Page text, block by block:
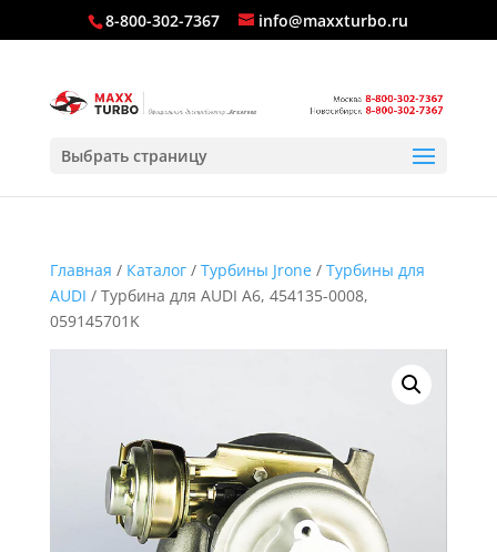
8-800-302-7367 info@maxxturbo.ru
Выбрать страницу
Главная / Каталог/ Турбины Jrone/ Турбины для
AUDI / Турбина для AUDI A6, 454135-0008,
059145701K